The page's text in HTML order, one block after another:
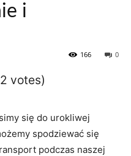
i
0
166
votes)
się do⁢ urokliwej
spodziewać się
podczas⁢ naszej